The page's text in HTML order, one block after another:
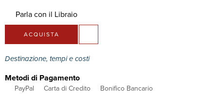
Parla con il Libraio
ACQUISTA
Destinazione, tempi e costi
Metodi di Pagamento
PayPal Carta di Credito
Bonifico Bancario